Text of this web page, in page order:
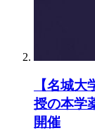
【名城
授の本学
開催